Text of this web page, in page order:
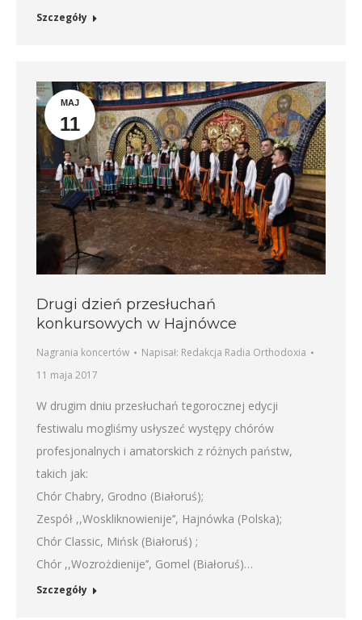
Szczegóły
MAJ
11
Drugi dzień przesłuchań
konkursowych w Hajnówce
Nagrania koncertów Napisał: Redakcja Radia Orthodoxia
11 maja 2017
W drugim dniu przesłuchań tegorocznej edycji
festiwalu mogliśmy usłyszeć występy chórów
profesjonalnych i amatorskich z różnych państw,
takich jak:
Chór Chabry, Grodno (Białoruś);
Zespół ,,Woskliknowienije’’, Hajnówka (Polska);
Chór Classic, Mińsk (Białoruś) ;
Chór ,,Wozrożdienije’’, Gomel (Białoruś)…
Szczegóły